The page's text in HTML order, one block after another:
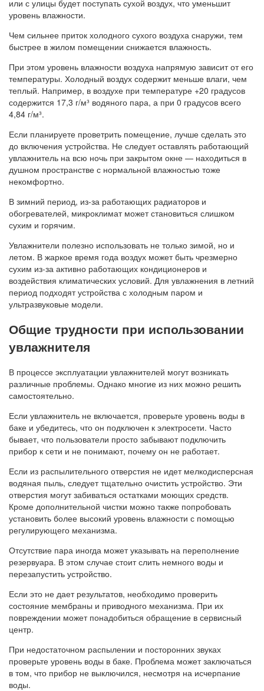
или с улицы будет поступать сухой воздух, что уменьшит
уровень влажности.
Чем сильнее приток холодного сухого воздуха снаружи, тем
быстрее в жилом помещении снижается влажность.
При этом уровень влажности воздуха напрямую зависит от его
температуры. Холодный воздух содержит меньше влаги, чем
теплый. Например, в воздухе при температуре +20 градусов
содержится 17,3 г/м³ водяного пара, а при 0 градусов всего
4,84 г/м³.
Если планируете проветрить помещение, лучше сделать это
до включения устройства. Не следует оставлять работающий
увлажнитель на всю ночь при закрытом окне — находиться в
душном пространстве с нормальной влажностью тоже
некомфортно.
В зимний период, из-за работающих радиаторов и
обогревателей, микроклимат может становиться слишком
сухим и горячим.
Увлажнители полезно использовать не только зимой, но и
летом. В жаркое время года воздух может быть чрезмерно
сухим из-за активно работающих кондиционеров и
воздействия климатических условий. Для увлажнения в летний
период подходят устройства с холодным паром и
ультразвуковые модели.
Общие трудности при использовании
увлажнителя
В процессе эксплуатации увлажнителей могут возникать
различные проблемы. Однако многие из них можно решить
самостоятельно.
Если увлажнитель не включается, проверьте уровень воды в
баке и убедитесь, что он подключен к электросети. Часто
бывает, что пользователи просто забывают подключить
прибор к сети и не понимают, почему он не работает.
Если из распылительного отверстия не идет мелкодисперсная
водяная пыль, следует тщательно очистить устройство. Эти
отверстия могут забиваться остатками моющих средств.
Кроме дополнительной чистки можно также попробовать
установить более высокий уровень влажности с помощью
регулирующего механизма.
Отсутствие пара иногда может указывать на переполнение
резервуара. В этом случае стоит слить немного воды и
перезапустить устройство.
Если это не дает результатов, необходимо проверить
состояние мембраны и приводного механизма. При их
повреждении может понадобиться обращение в сервисный
центр.
При недостаточном распылении и посторонних звуках
проверьте уровень воды в баке. Проблема может заключаться
в том, что прибор не выключился, несмотря на исчерпание
воды.